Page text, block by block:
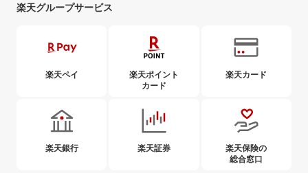
楽天グループサービス
楽天ペイ
楽天ポイント
カード
楽天カード
楽天銀行 楽天証券
楽天保険の
総合窓口